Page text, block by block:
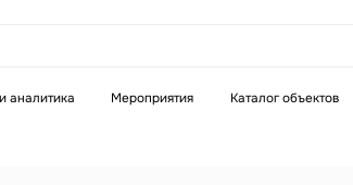
аналитика Мероприятия Каталог объектов
звонок